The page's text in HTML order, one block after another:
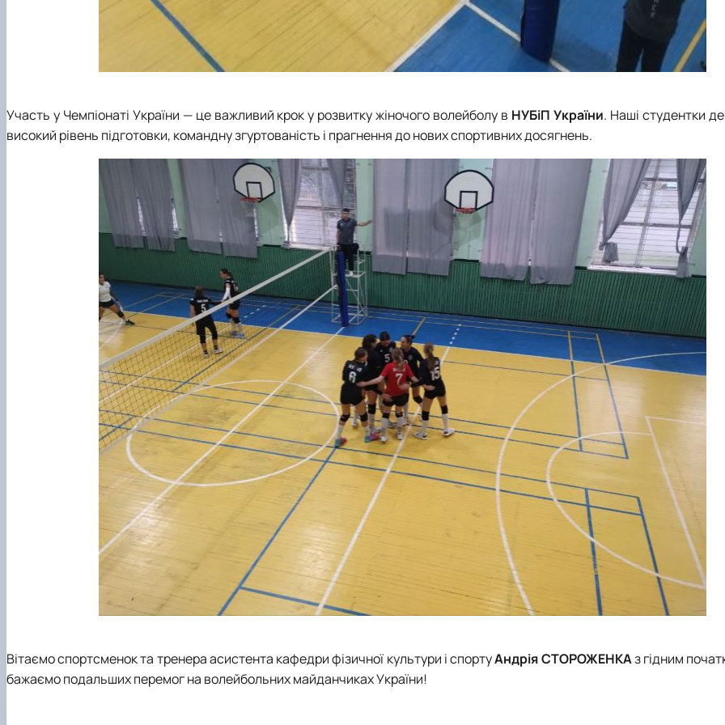
Участь у Чемпіонаті України — це важливий крок у розвитку жіночого волейболу в НУБіП України. Наші студентки
високий рівень підготовки, командну згуртованість і прагнення до нових спортивних досягнень.
Вітаємо спортсменок та тренера асистента кафедри фізичної культури і спортуАндрія СТОРОЖЕНКАз гідним
бажаємо подальших перемог на волейбольних майданчиках України!